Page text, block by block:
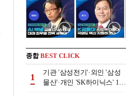
종합BEST CLICK
1
기관 '삼성전기'·외인 '삼성
물산'·개인 'SK하이닉스' 1위